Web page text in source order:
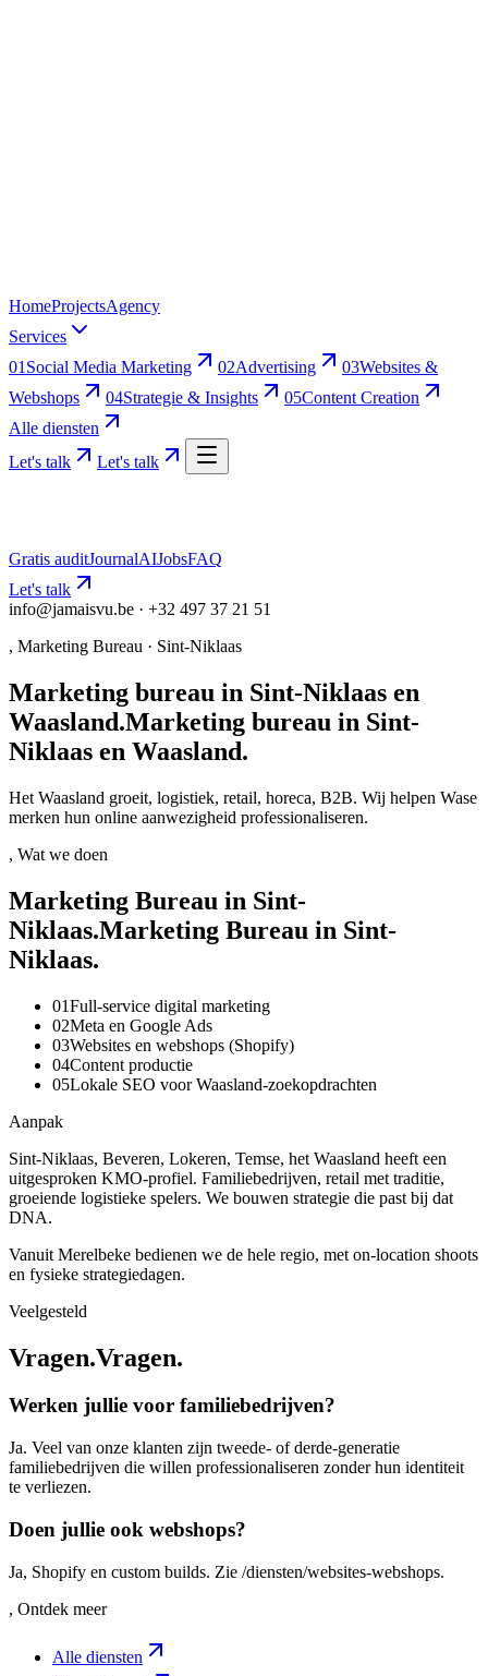
HomeProjectsAgency
Services
01 Social Media Marketing 02Advertising 03Websites &
Webshops
04Strategie & Insights 05Content Creation
Alle diensten
Let's talk
Let's talk
Gratis auditJournalAIJobsFAQ
Let's talk
info@jamaisvu.be · +32 497 37 21 51
, Marketing Bureau · Sint-Niklaas
Marketing bureau in Sint-Niklaas en
Waasland.Marketing bureau in Sint-
Niklaas en Waasland.
Het Waasland groeit, logistiek, retail, horeca, B2B. Wij helpen Wase
merken hun online aanwezigheid professionaliseren.
, Wat we doen
Marketing Bureau in Sint-
Niklaas.Marketing Bureau in Sint-
Niklaas.
01Full-service digital marketing
02Meta en Google Ads
03Websites en webshops (Shopify)
04Content productie
05Lokale SEO voor Waasland-zoekopdrachten
Aanpak
Sint-Niklaas, Beveren, Lokeren, Temse, het Waasland heeft een
uitgesproken KMO-profiel. Familiebedrijven, retail met traditie,
groeiende logistieke spelers. We bouwen strategie die past bij dat
DNA.
Vanuit Merelbeke bedienen we de hele regio, met on-location shoots
en fysieke strategiedagen.
Veelgesteld
Vragen.Vragen.
Werken jullie voor familiebedrijven?
Ja. Veel van onze klanten zijn tweede- of derde-generatie
familiebedrijven die willen professionaliseren zonder hun identiteit
te verliezen.
Doen jullie ook webshops?
Ja, Shopify en custom builds. Zie /diensten/websites-webshops.
, Ontdek meer
Alle diensten